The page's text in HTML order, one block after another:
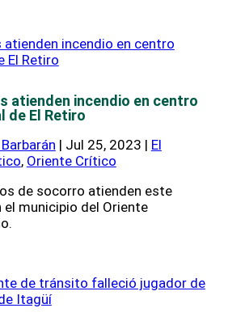
atienden incendio en centro
de El Retiro
| Jul 25, 2023 | El
, Oriente Crítico
de socorro atienden este
el municipio del Oriente